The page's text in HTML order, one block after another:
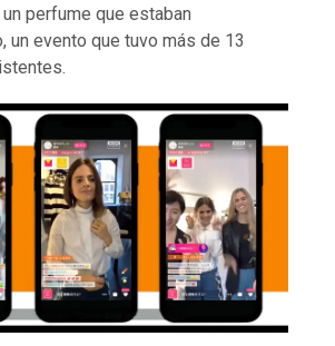
perfume que estaban
un evento que tuvo más de 13